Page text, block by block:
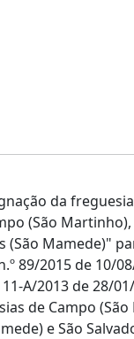
da
(São
(São Mamede)"
89/2015 de 10/
11-A/2013 de 28/
de Campo
e São